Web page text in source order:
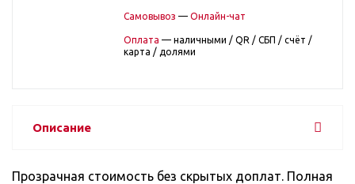
Самовывоз — Онлайн-чат
Оплата — наличными / QR / СБП / счёт /
карта / долями
Описание
Прозрачная стоимость без скрытых доплат. Полная